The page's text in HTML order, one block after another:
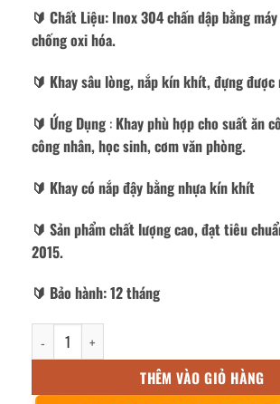
🔰️ Chất Liệu: Inox 304 chấn dập bằng
chống oxi hóa.
🔰️ Khay sâu lòng, nắp kín khít, đựng được
🔰️ Ứng Dụng : Khay phù hợp cho suất ăn
công nhân, học sinh, cơm văn phòng.
🔰️ Khay có nắp đậy bằng nhựa kín khít
🔰️ Sản phẩm chất lượng cao, đạt tiêu
2015.
🔰️ Bảo hành: 12 tháng
Khay inox đựng chén bát số lượng
THÊM VÀO GIỎ HÀNG